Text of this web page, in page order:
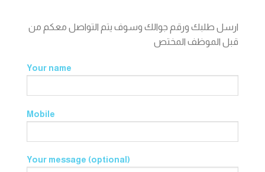
ارسل طلبك ورقم جوالك وسوف يتم التواصل معكم من
قبل الموظف المختص
Your name
Mobile
Your message (optional)